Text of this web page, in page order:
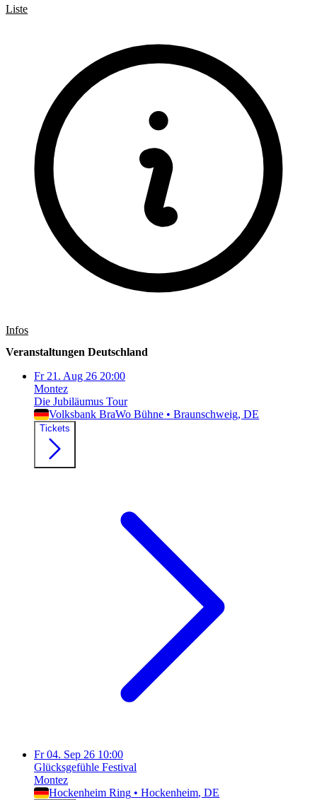
Liste
Infos
Veranstaltungen Deutschland
Fr 21. Aug 26 20:00
Montez
Die Jubiläumus Tour
Volksbank BraWo Bühne • Braunschweig, DE
Tickets
Fr 04. Sep 26 10:00
Glücksgefühle Festival
Montez
Hockenheim Ring • Hockenheim, DE